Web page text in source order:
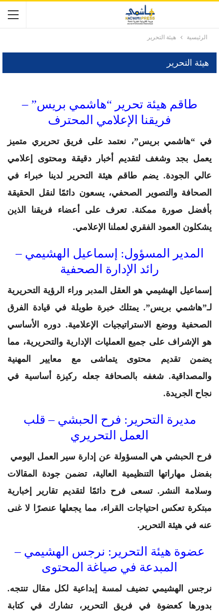
الرئيسية هيئة التحرير
هيئة التحرير
طاقم هيئة تحرير “هاشمي بريس” –
فريقنا الإعلامي المحترف
في “هاشمي بريس”، نعتمد على فريق تحريري متميز
يعمل بجد وشغف لتقديم أخبار دقيقة ومحتوى إعلامي
عالي الجودة. يضم طاقم هيئة التحرير لدينا خبراء في
الصحافة والتصوير الصحفي، يسعون دائمًا لنقل الحقيقة
بأفضل صورة ممكنة. تعرف على أعضاء فريقنا الذين
يشكلون العمود الفقري لعملنا الإعلامي.
المدير المسؤول: إسماعيل الهشيمي –
رائد الإدارة الصحفية
إسماعيل الهشيمي هو العقل المدبر وراء الرؤية التحريرية
لـ”هاشمي بريس”. يمتلك خبرة طويلة في قيادة الفرق
الصحفية ووضع الاستراتيجيات الإعلامية. دوره الأساسي
هو الإشراف على جميع العمليات الإدارية والتحريرية، مما
يضمن تقديم محتوى يتماشى مع معايير المهنية
والمصداقية. شغفه بالصحافة جعله ركيزة أساسية في
نجاح الجريدة.
مديرة التحرير: فرح الحبشي – قلب
العمل التحريري
فرح الحبشي هي المسؤولة عن إدارة سير العمل اليومي
بفضل مهاراتها التنظيمية العالية، تضمن جودة المقالات
وسلامة النشر. تسعى فرح دائمًا لتقديم تقارير إخبارية
مبتكرة تعكس احتياجات القراء، مما يجعلها عنصرًا لا غنى
عنه في هيئة التحرير.
عضوة هيئة التحرير: نرجس الهشيمي –
المبدعة في صياغة المحتوى
نرجس الهشيمي تضيف لمسة إبداعية لكل مقال تنتجه.
بدورها كعضوة في فريق التحرير، تشارك في كتابة